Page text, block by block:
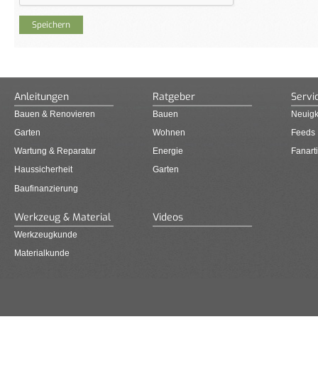
Anleitungen
Bauen & Renovieren
Garten
Wartung & Reparatur
Haussicherheit
Baufinanzierung
Ratgeber
Bauen
Wohnen
Energie
Garten
Feeds
Werkzeug & Material
Werkzeugkunde
Materialkunde
Videos